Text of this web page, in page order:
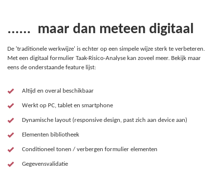
...... maar dan meteen digitaal
De 'traditionele werkwijze' is echter op een simpele wijze sterk te verbeteren.
Met een digitaal formulier Taak-Risico-Analyse kan zoveel meer. Bekijk maar
eens de onderstaande feature lijst:
Altijd en overal beschikbaar
Werkt op PC, tablet en smartphone
Dynamische layout (responsive design, past zich aan device aan)
Elementen bibliotheek
Conditioneel tonen / verbergen formulier elementen
Gegevensvalidatie